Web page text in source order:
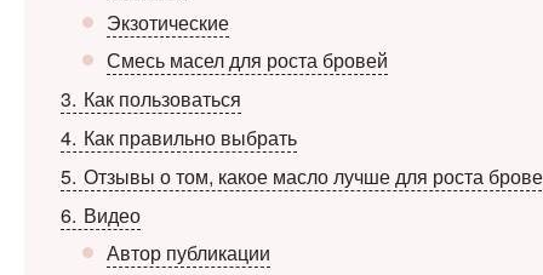
Экзотические
Смесь масел для роста бровей
3 Как пользоваться
4 Как правильно выбрать
5 Отзывы о том, какое масло лучше для роста
6 Видео
Автор публикации